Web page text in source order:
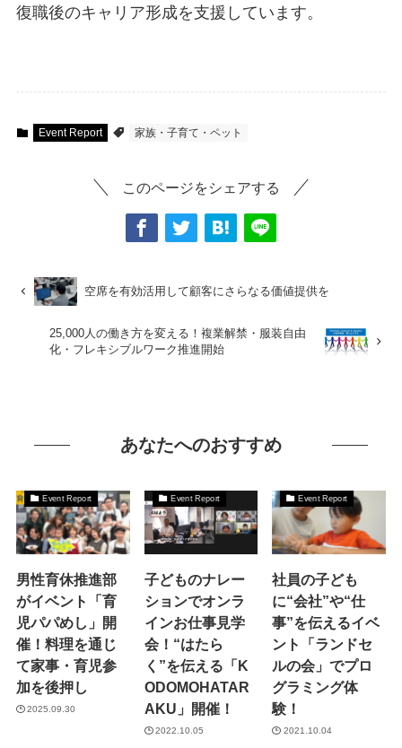
復職後のキャリア形成を支援しています。
Event Report 家族・子育て・ペット
このページをシェアする
空席を有効活用して顧客にさらなる価値提供を
25,000人の働き方を変える！複業解禁・服装自由
化・フレキシブルワーク推進開始
あなたへのおすすめ
Event Report
男性育休推進部
がイベント「育
児パパめし」開
催！料理を通じ
て家事・育児参
加を後押し
2025.09.30
Event Report
子どものナレー
ションでオンラ
インお仕事見学
会！“はたら
く”を伝える「K
ODOMOHATAR
AKU」開催！
2022.10.05
Event Report
社員の子ども
に“会社”や“仕
事”を伝えるイベ
ント「ランドセ
ルの会」でプロ
グラミング体
験！
2021.10.04